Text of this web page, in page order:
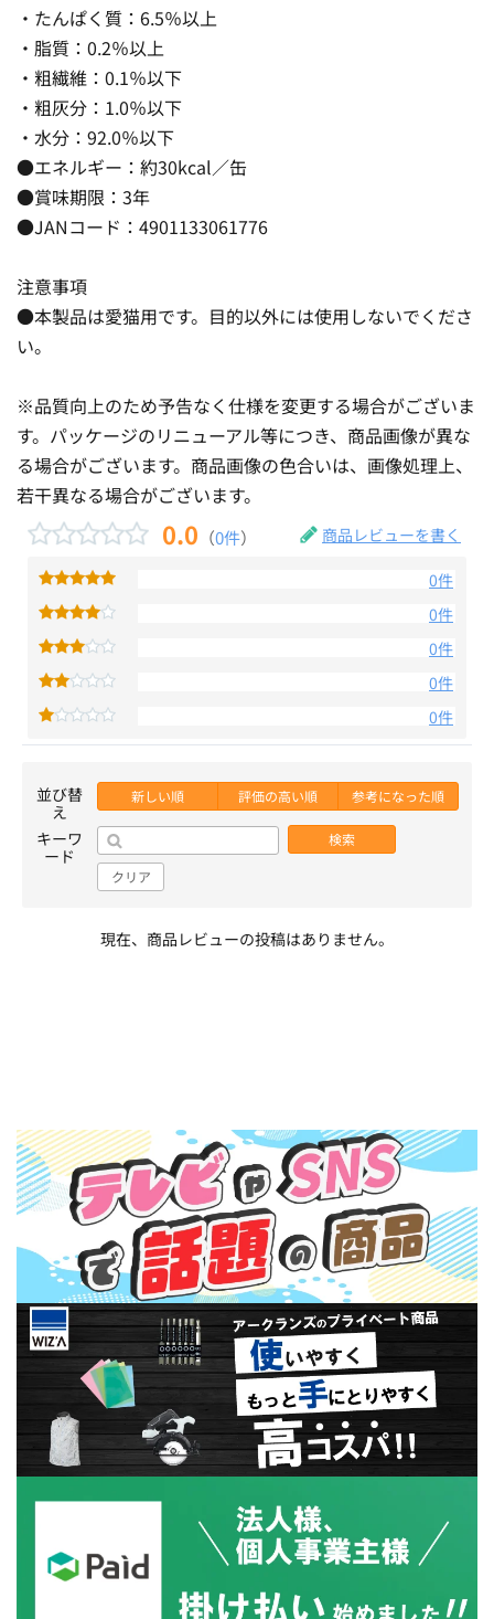
・たんぱく質：6.5％以上
・脂質：0.2％以上
・粗繊維：0.1％以下
・粗灰分：1.0％以下
・水分：92.0％以下
●エネルギー：約30kcal／缶
●賞味期限：3年
●JANコード：4901133061776
注意事項
●本製品は愛猫用です。目的以外には使用しないでくださ
い。
※品質向上のため予告なく仕様を変更する場合がございま
す。パッケージのリニューアル等につき、商品画像が異な
る場合がございます。商品画像の色合いは、画像処理上、
若干異なる場合がございます。
0.0 （0件） 商品レビューを書く
0件
0件
0件
0件
0件
並び替
え
新しい順 評価の高い順 参考になった順
キーワ
ード
検索
クリア
現在、商品レビューの投稿はありません。